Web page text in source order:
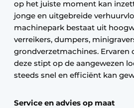
op het juiste moment kan
jonge en uitgebreide
machinepark bestaat uit
verreikers, dumpers,
grondverzetmachines. Ervaren
deze stipt op de aangewezen
steeds snel en efficiënt kan
Service en advies op maat